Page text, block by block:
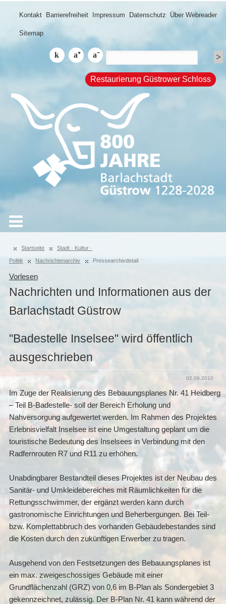
Kontakt Barrierefreiheit Impressum Datenschutz Über Webreader
Sitemap
Restaurierung Güstrower Schloss
Startseite Stadt · Kultur ·
Politik Nachrichtenarchiv Pressearchivdetail
Vorlesen
Nachrichten und Informationen aus der
Barlachstadt Güstrow
"Badestelle Inselsee" wird öffentlich
ausgeschrieben
02.09.2010
Im Zuge der Realisierung des Bebauungsplanes Nr. 41 Heidberg
– Teil B-Badestelle- soll der Bereich Erholung und
Nahversorgung aufgewertet werden. Im Rahmen des Projektes
Erlebnisvielfalt Inselsee ist eine Umgestaltung geplant um die
touristische Bedeutung des Inselsees in Verbindung mit den
Radfernrouten R7 und R11 zu erhöhen.
Unabdingbarer Bestandteil dieses Projektes ist der Neubau des
Sanitär- und Umkleidebereiches mit Räumlichkeiten für die
Rettungsschwimmer, der ergänzt werden kann durch
gastronomische Einrichtungen und Beherbergungen. Bei Teil-
bzw. Komplettabbruch des vorhanden Gebäudebestandes sind
die Kosten durch den zukünftigen Erwerber zu tragen.
Ausgehend von den Festsetzungen des Bebauungsplanes ist
ein max. zweigeschossiges Gebäude mit einer
Grundflächenzahl (GRZ) von 0,6 im B-Plan als Sondergebiet 3
gekennzeichnet, zulässig. Der B-Plan Nr. 41 kann während der